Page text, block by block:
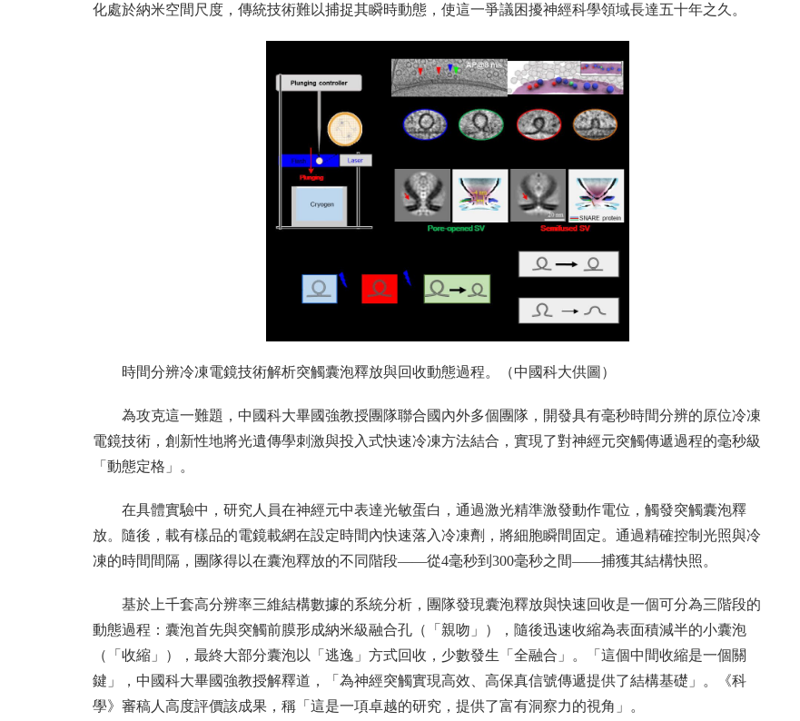
化處於納米空間尺度，傳統技術難以捕捉其瞬時動態，使這一爭議困擾神經科學領域長達五十年之久。
時間分辨冷凍電鏡技術解析突觸囊泡釋放與回收動態過程。（中國科大供圖）
為攻克這一難題，中國科大畢國強教授團隊聯合國內外多個團隊，開發具有毫秒時間分辨的原位冷凍
電鏡技術，創新性地將光遺傳學刺激與投入式快速冷凍方法結合，實現了對神經元突觸傳遞過程的毫秒級
「動態定格」。
在具體實驗中，研究人員在神經元中表達光敏蛋白，通過激光精準激發動作電位，觸發突觸囊泡釋
放。隨後，載有樣品的電鏡載網在設定時間內快速落入冷凍劑，將細胞瞬間固定。通過精確控制光照與冷
凍的時間間隔，團隊得以在囊泡釋放的不同階段——從4毫秒到300毫秒之間——捕獲其結構快照。
基於上千套高分辨率三維結構數據的系統分析，團隊發現囊泡釋放與快速回收是一個可分為三階段的
動態過程：囊泡首先與突觸前膜形成納米級融合孔（「親吻」），隨後迅速收縮為表面積減半的小囊泡
（「收縮」），最終大部分囊泡以「逃逸」方式回收，少數發生「全融合」。「這個中間收縮是一個關
鍵」，中國科大畢國強教授解釋道，「為神經突觸實現高效、高保真信號傳遞提供了結構基礎」。《科
學》審稿人高度評價該成果，稱「這是一項卓越的研究，提供了富有洞察力的視角」。